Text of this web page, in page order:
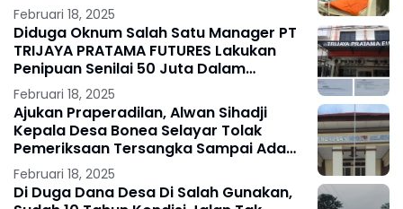
Februari 18, 2025
Diduga Oknum Salah Satu Manager PT
TRIJAYA PRATAMA FUTURES Lakukan
Penipuan Senilai 50 Juta Dalam
Penjualan Mobil
Februari 18, 2025
Ajukan Praperadilan, Alwan Sihadji
Kepala Desa Bonea Selayar Tolak
Pemeriksaan Tersangka Sampai Ada
Putusan
Februari 18, 2025
Di Duga Dana Desa Di Salah Gunakan,